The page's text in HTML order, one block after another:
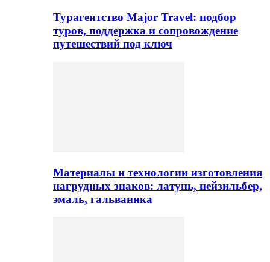
Турагентство Major Travel: подбор
туров, поддержка и сопровождение
путешествий под ключ
Материалы и технологии изготовления
нагрудных знаков: латунь, нейзильбер,
эмаль, гальваника